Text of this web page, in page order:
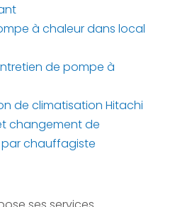
à chaleur dans local
de pompe à
de climatisation Hitachi
changement de
chauffagiste